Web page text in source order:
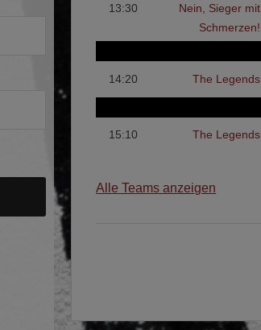
13:30
Nein, Sieger mit
Schmerzen!
14:20 The Legends
15:10 The Legends
Alle Teams anzeigen